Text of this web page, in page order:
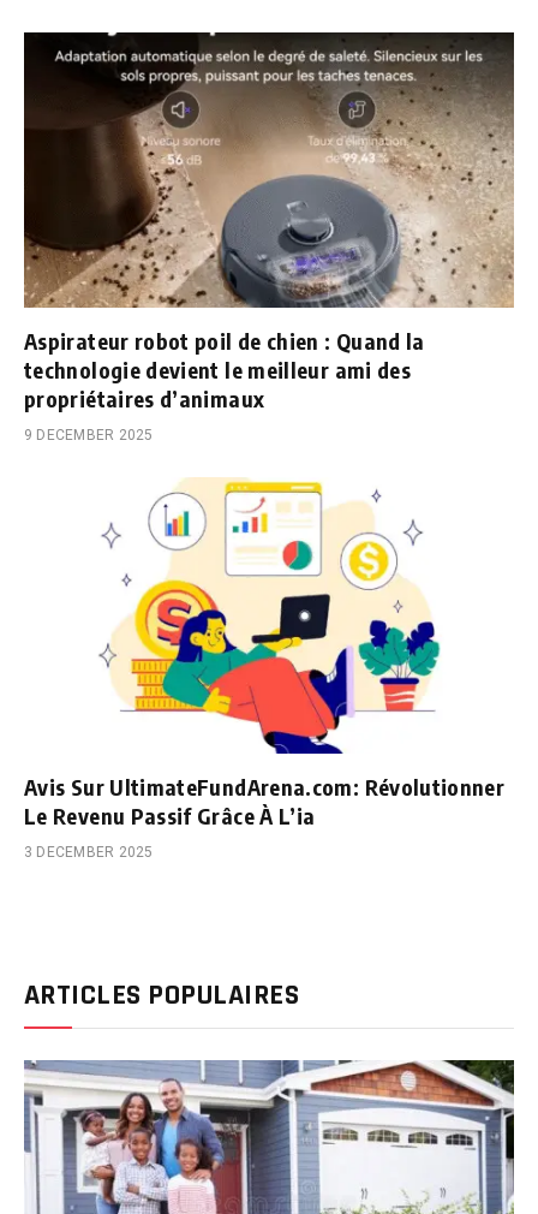
Aspirateur robot poil de chien : Quand la
technologie devient le meilleur ami des
propriétaires d’animaux
9 DECEMBER 2025
Avis Sur UltimateFundArena.com: Révolutionner
Le Revenu Passif Grâce À L’ia
3 DECEMBER 2025
ARTICLES POPULAIRES